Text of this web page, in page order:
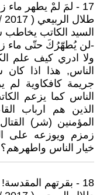
17 - لمَ لمْ يطهر ماء زمزم حكام السعودية؟
طلال الربيعي ( 2017 / 7 / 10 - 18:31 )
السيد الكاتب
-لن يُطهّرُكَ حتّى ماء
ولا ادري كيف علم
الناس, هذا اذا
جريمة كافكاوية لم
الناس كما يزعم
الذين هم ارباب
المؤمنين (شر)
زمزم ويوزعه على
خيار الناس واطهرهم؟
18 - بقرتهم المقدسة!